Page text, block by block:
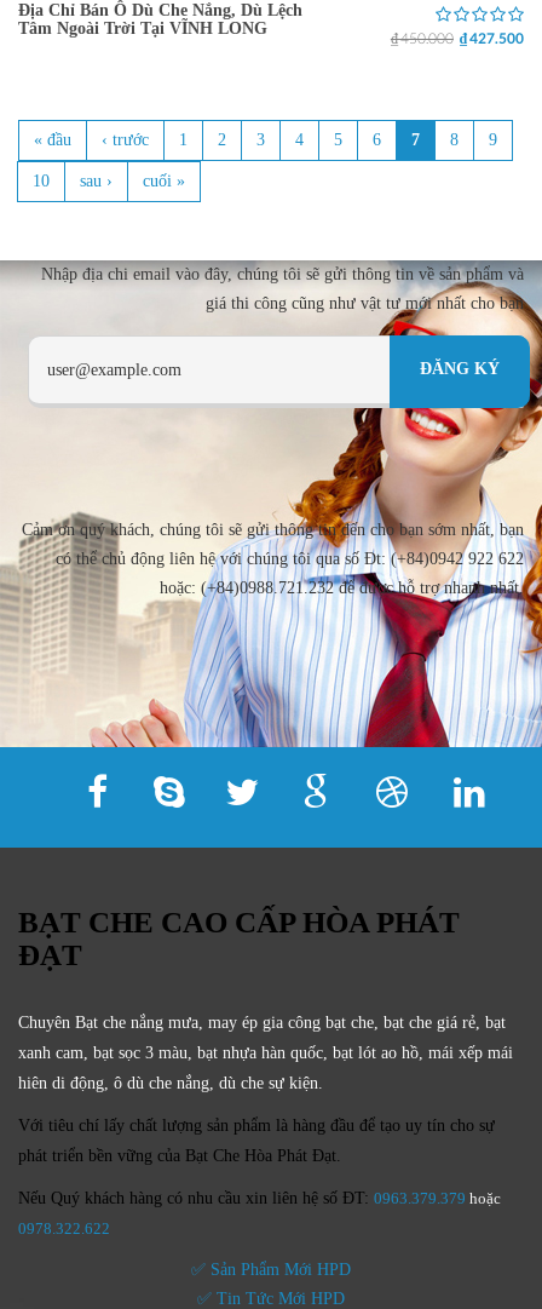
Địa Chỉ Bán Ô Dù Che Nắng, Dù Lệch
Tâm Ngoài Trời Tại VĨNH LONG
₫ 450.000 ₫ 427.500
Trang
« đầu ‹ trước 1 2 3 4 5 6 7 8 9
10 sau › cuối »
Nhập địa chi email vào đây, chúng tôi sẽ gửi thông tin về sản phẩm và
giá thi công cũng như vật tư mới nhất cho bạn
Cảm ơn quý khách, chúng tôi sẽ gửi thông tin đến cho bạn sớm nhất, bạn
có thể chủ động liên hệ với chúng tôi qua số Đt: (+84)0942 922 622
hoặc: (+84)0988.721.232 để được hỗ trợ nhanh nhất.
BẠT CHE CAO CẤP HÒA PHÁT
ĐẠT
Chuyên Bạt che nắng mưa, may ép gia công bạt che, bạt che giá rẻ, bạt
xanh cam, bạt sọc 3 màu, bạt nhựa hàn quốc, bạt lót ao hồ, mái xếp mái
hiên di động, ô dù che nắng, dù che sự kiện.
Với tiêu chí lấy chất lượng sản phẩm là hàng đầu để tạo uy tín cho sự
phát triển bền vững của Bạt Che Hòa Phát Đạt.
Nếu Quý khách hàng có nhu cầu xin liên hệ số ĐT: 0963.379.379 hoặc
0978.322.622
✅ Sản Phẩm Mới HPD
✅ Tin Tức Mới HPD